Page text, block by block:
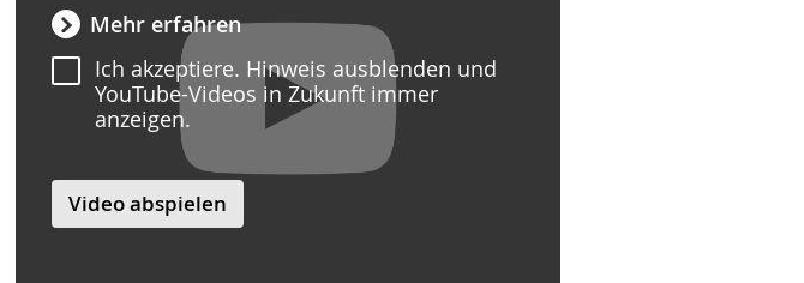
Mehr erfahren
Ich akzeptiere. Hinweis ausblenden und
YouTube-Videos in Zukunft immer
anzeigen.
Video abspielen